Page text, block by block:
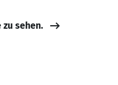
zu sehen.